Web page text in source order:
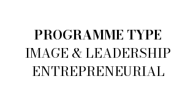
PROGRAMME TYPE
IMAGE & LEADERSHIP
ENTREPRENEURIAL